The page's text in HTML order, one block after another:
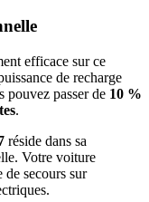
efficace sur ce
de recharge
pouvez passer de 10 %
.
réside dans sa
Votre voiture
de secours sur